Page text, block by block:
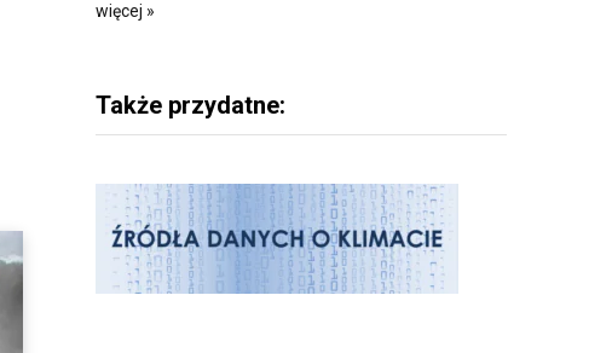
więcej »
Także przydatne: